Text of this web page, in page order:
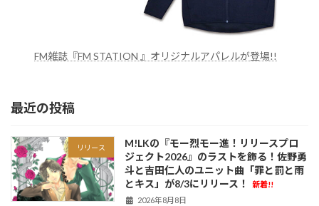
FM雑誌『FM STATION 』オリジナルアパレルが登場!!
最近の投稿
リリース
M!LKの『モー烈モー進！リリースプロ
ジェクト2026』のラストを飾る！佐野勇
斗と吉田仁人のユニット曲「罪と罰と雨
とキス」が8/3にリリース！
新着!!
2026年8月8日